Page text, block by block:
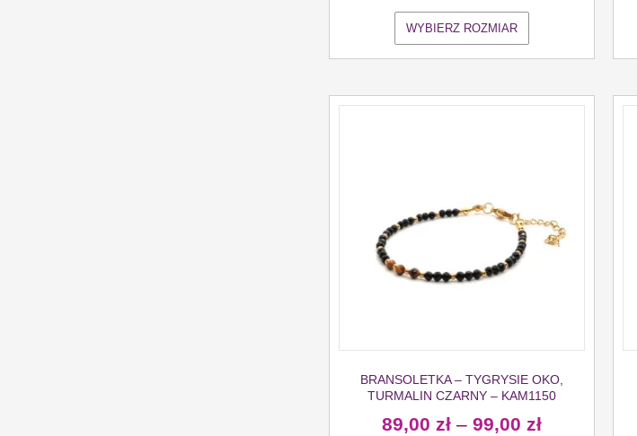
WYBIERZ ROZMIAR
BRANSOLETKA – TYGRYSIE OKO,
TURMALIN CZARNY – KAM1150
89,00 zł – 99,00 zł